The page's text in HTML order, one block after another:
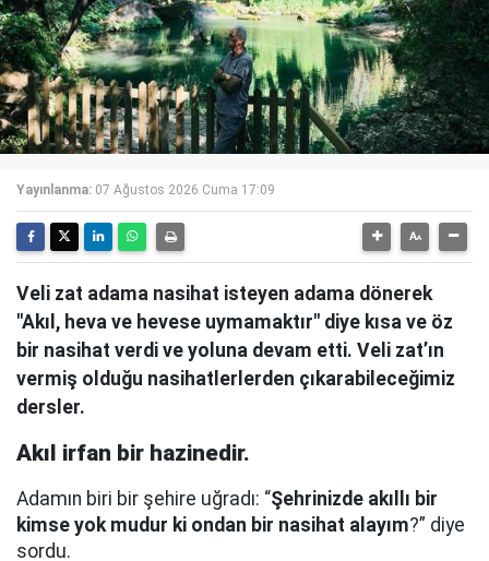
Yayınlanma: 07 Ağustos 2026 Cuma 17:09
Veli zat adama nasihat isteyen adama dönerek
"Akıl, heva ve hevese uymamaktır" diye kısa ve öz
bir nasihat verdi ve yoluna devam etti. Veli zat’ın
vermiş olduğu nasihatlerlerden çıkarabileceğimiz
dersler.
Akıl irfan bir hazinedir.
Adamın biri bir şehire uğradı: “Şehrinizde akıllı bir
kimse yok mudur ki ondan bir nasihat alayım?” diye
sordu.